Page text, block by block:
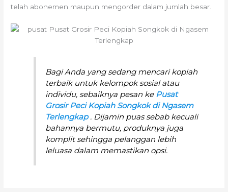
telah abonemen maupun mengorder dalam jumlah besar.
Bagi Anda yang sedang mencari kopiah
terbaik untuk kelompok sosial atau
individu, sebaiknya pesan ke Pusat
Grosir Peci Kopiah Songkok di Ngasem
Terlengkap. Dijamin puas sebab kecuali
bahannya bermutu, produknya juga
komplit sehingga pelanggan lebih
leluasa dalam memastikan opsi.